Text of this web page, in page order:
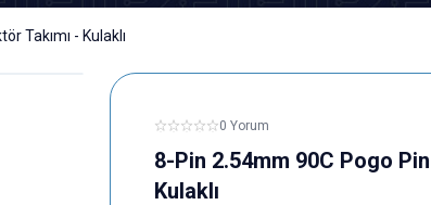
Takımı - Kulaklı
0 Yorum
8-Pin 2.54mm 90C Pogo
Kulaklı